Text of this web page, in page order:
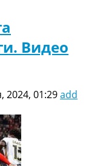
Видео
2024, 01:29add